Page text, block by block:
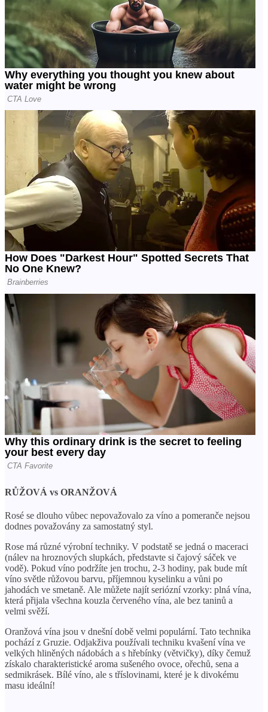
RŮŽOVÁ vs ORANŽOVÁ
Rosé se dlouho vůbec nepovažovalo za víno a pomeranče nejsou
dodnes považovány za samostatný styl.
Rose má různé výrobní techniky. V podstatě se jedná o maceraci
(nálev na hroznových slupkách, představte si čajový sáček ve
vodě). Pokud víno podržíte jen trochu, 2-3 hodiny, pak bude mít
víno světle růžovou barvu, příjemnou kyselinku a vůni po
jahodách ve smetaně. Ale můžete najít seriózní vzorky: plná vína,
která přijala všechna kouzla červeného vína, ale bez taninů a
velmi svěží.
Oranžová vína jsou v dnešní době velmi populární. Tato technika
pochází z Gruzie. Odjakživa používali techniku ​​kvašení vína ve
velkých hliněných nádobách a s hřebínky (větvičky), díky čemuž
získalo charakteristické aroma sušeného ovoce, ořechů, sena a
sedmikrásek. Bílé víno, ale s tříslovinami, které je k divokému
masu ideální!